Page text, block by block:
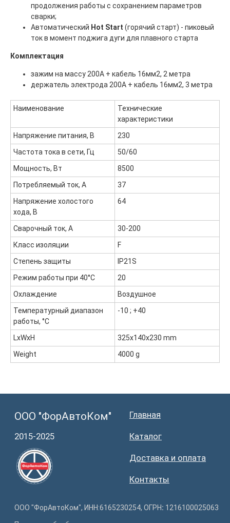
продолжения работы с сохранением параметров
сварки;
Автоматический Hot Start (горячий старт) - пиковый
ток в момент поджига дуги для плавного старта
Комплектация
зажим на массу 200А + кабель 16мм2, 2 метра
держатель электрода 200А + кабель 16мм2, 3 метра
Наименование
Технические
характеристики
Напряжение питания, В
230
Частота тока в сети, Гц
50/60
Мощность, Вт
8500
Потребляемый ток, А
37
Напряжение холостого
хода, В
64
Сварочный ток, А
30-200
Класс изоляции
F
Степень защиты
IP21S
Режим работы при 40°С
20
Охлаждение
Воздушное
Температурный диапазон
работы, °С
-10 ; +40
LxWxH
325x140x230 mm
Weight
4000 g
ООО "ФорАвтоКом"
Доставка и оплата
1216100025063